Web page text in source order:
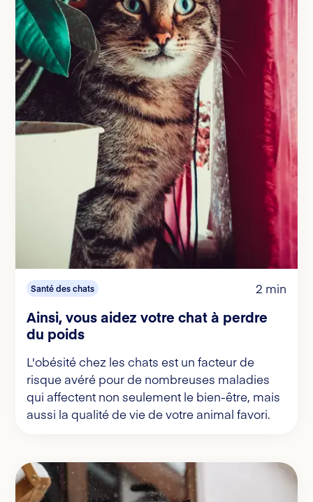
Santé des chats 2 min
Ainsi, vous aidez votre chat à perdre
du poids
L'obésité chez les chats est un facteur de
risque avéré pour de nombreuses maladies
qui affectent non seulement le bien-être, mais
aussi la qualité de vie de votre animal favori.